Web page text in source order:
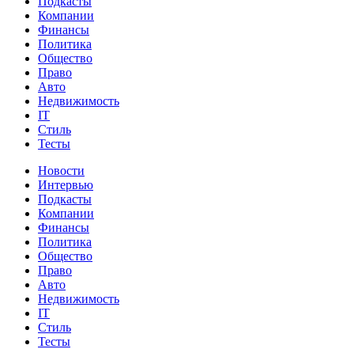
Компании
Финансы
Политика
Общество
Право
Авто
Недвижимость
IT
Стиль
Тесты
Новости
Интервью
Подкасты
Компании
Финансы
Политика
Общество
Право
Авто
Недвижимость
IT
Стиль
Тесты